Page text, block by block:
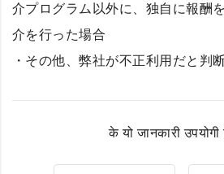
介プログラム以外に、独自に報酬
介を行った場合
・その他、弊社が不正利用だと判
के यो जानकारी उपयोगी